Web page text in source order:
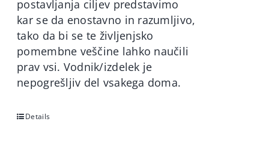
postavljanja ciljev predstavimo
kar se da enostavno in razumljivo,
tako da bi se te življenjsko
pomembne veščine lahko naučili
prav vsi. Vodnik/izdelek je
nepogrešljiv del vsakega doma.
Details